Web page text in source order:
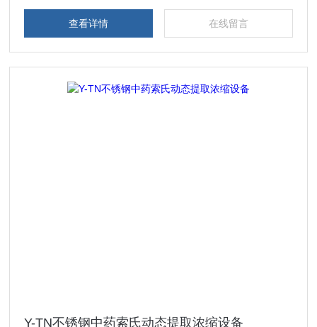
查看详情 在线留言
Y-TN不锈钢中药索氏动态提取浓缩设备